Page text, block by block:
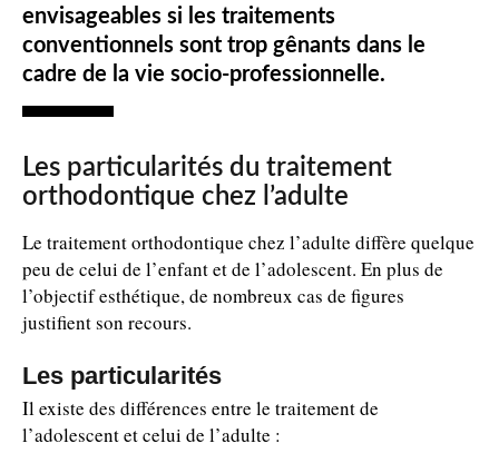
envisageables si les traitements
conventionnels sont trop gênants dans le
cadre de la vie socio-professionnelle.
Les particularités du traitement
orthodontique chez l’adulte
Le traitement orthodontique chez l’adulte diffère quelque
peu de celui de l’enfant et de l’adolescent. En plus de
l’objectif esthétique, de nombreux cas de figures
justifient son recours.
Les particularités
Il existe des différences entre le traitement de
l’adolescent et celui de l’adulte :